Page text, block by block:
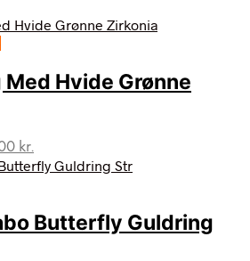
Hvide Grønne
kr..
kr.
aktuelle
500,00 kr..
Butterfly Guldring